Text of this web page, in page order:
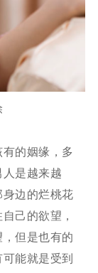
的姻缘，多
是越来越
边的烂桃花
己的欲望，
但是也有的
能就是受到